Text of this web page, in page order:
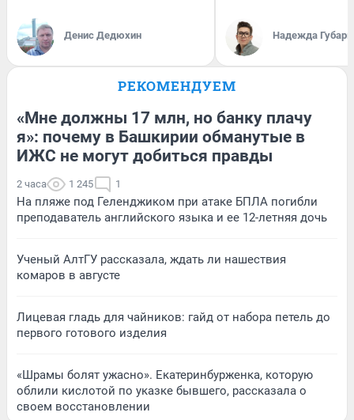
Денис Дедюхин Надежда Губарь
РЕКОМЕНДУЕМ
«Мне должны 17 млн, но банку плачу
я»: почему в Башкирии обманутые в
ИЖС не могут добиться правды
2 часа 1 245 1
На пляже под Геленджиком при атаке БПЛА погибли
преподаватель английского языка и ее 12-летняя дочь
Ученый АлтГУ рассказала, ждать ли нашествия
комаров в августе
Лицевая гладь для чайников: гайд от набора петель до
первого готового изделия
«Шрамы болят ужасно». Екатеринбурженка, которую
облили кислотой по указке бывшего, рассказала о
своем восстановлении